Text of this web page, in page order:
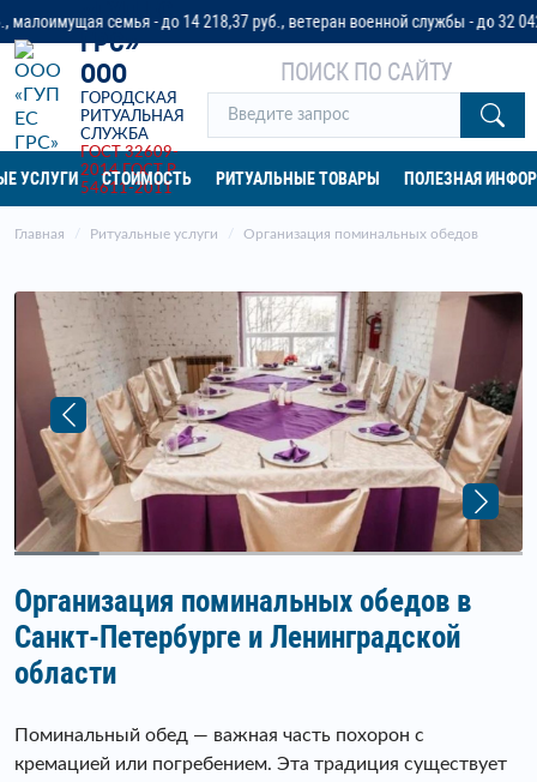
семья - до 14 218,37 руб., ветеран военной службы - до 32 042 руб.
«ГУП ЕС
ГРС»
ООО
ГОРОДСКАЯ
РИТУАЛЬНАЯ
СЛУЖБА
ГОСТ 32609-
2014 ГОСТ Р
54611-2011
ПОИСК ПО САЙТУ
УСЛУГИ СТОИМОСТЬ РИТУАЛЬНЫЕ ТОВАРЫ ПОЛЕЗНАЯ
Главная Ритуальные услуги Организация поминальных обедов
Организация поминальных обедов в
Санкт-Петербурге и Ленинградской
области
Поминальный обед — важная часть похорон с
кремацией или погребением. Эта традиция существует